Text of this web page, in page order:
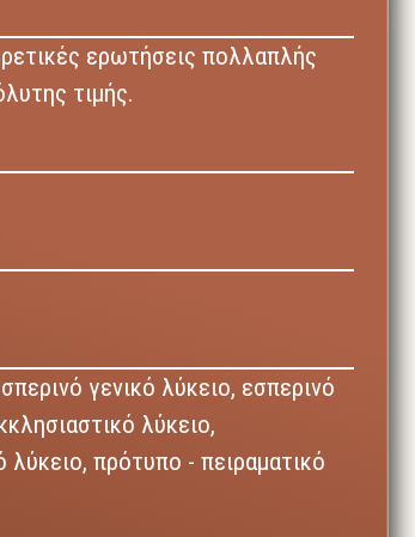
ερωτήσεις πολλαπλής
τιμής.
γενικό λύκειο, εσπερινό
λύκειο,
λύκειο, πρότυπο - πειραματικό